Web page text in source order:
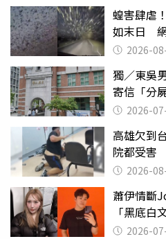
蝗害肆虐
如末日
2026-
獨／東吳
寄信「分
關 2026-
高雄欠到
院都受害
曝光2026-
蕭伊情斷
「黑底白
物化女性
2026-